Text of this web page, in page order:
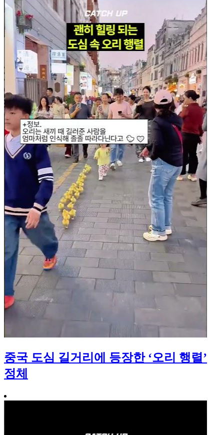
중국 도심 길거리에 등장한 ‘오리 행렬’
정체